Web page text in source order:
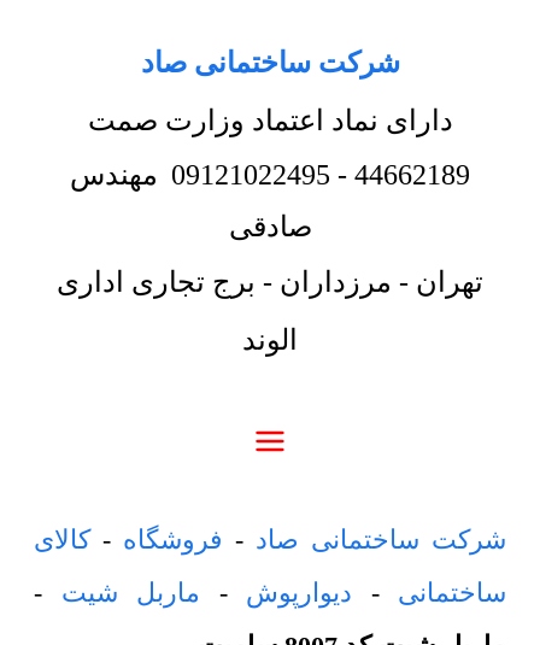
شرکت ساختمانی صاد
دارای نماد اعتماد وزارت صمت
44662189
-
09121022495 مهندس
صادقی
تهران - مرزداران - برج تجاری اداری
الوند
شرکت ساختمانی صاد - فروشگاه -کالای
ساختمانی - دیوارپوش - ماربل شیت -